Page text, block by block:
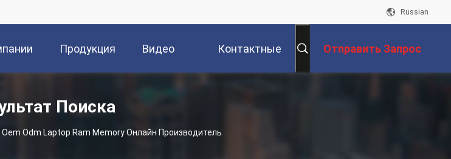
Russian
Продукция Видео Контактные Отправить Запрос
Поиска
Oem Odm Laptop Ram Memory Онлайн Производитель